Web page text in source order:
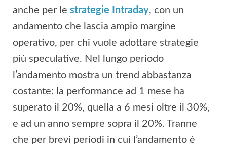
anche per le strategie Intraday, con un
andamento che lascia ampio margine
operativo, per chi vuole adottare strategie
più speculative. Nel lungo periodo
l’andamento mostra un trend abbastanza
costante: la performance ad 1 mese ha
superato il 20%, quella a 6 mesi oltre il 30%,
e ad un anno sempre sopra il 20%. Tranne
che per brevi periodi in cui l’andamento è